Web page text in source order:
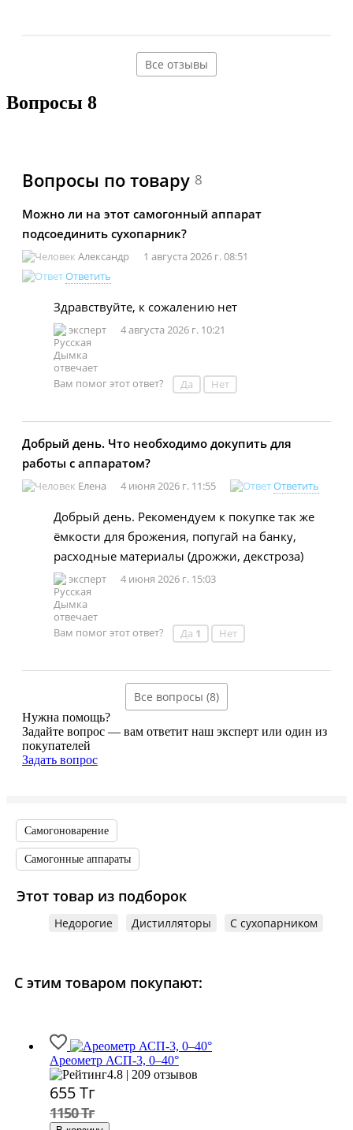
Все отзывы
Вопросы 8
Вопросы по товару 8
Можно ли на этот самогонный аппарат
подсоединить сухопарник?
Александр
1 августа 2026 г. 08:51
Ответить
Здравствуйте, к сожалению нет
эксперт 4 августа 2026 г. 10:21
Вам помог этот ответ? Да Нет
Добрый день. Что необходимо докупить для
работы с аппаратом?
Елена 4 июня 2026 г. 11:55 Ответить
Добрый день. Рекомендуем к покупке так же
ёмкости для брожения, попугай на банку,
расходные материалы (дрожжи, декстроза)
эксперт 4 июня 2026 г. 15:03
Вам помог этот ответ? Да 1 Нет
Все вопросы (8)
Нужна помощь?
Задайте вопрос — вам ответит наш эксперт или один из
покупателей
Задать вопрос
Самогоноварение
Самогонные аппараты
Этот товар из подборок
Недорогие Дистилляторы С сухопарником
С этим товаром покупают:
Ареометр АСП-3, 0–40°
4.8 | 209 отзывов
655Тг
1150 Тг